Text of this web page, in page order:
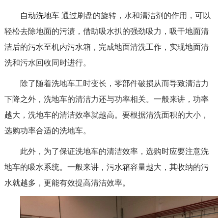
自动洗地车 通过刷盘的旋转，水和清洁剂的作用，可以
轻松去除地面的污渍，借助吸水扒的强劲吸力，吸干地面清
洁后的污水至机内污水箱，完成地面清洗工作，实现地面清
洗和污水回收同时进行。
除了随着洗地车工时变长，零部件破损从而导致清洁力
下降之外，洗地车的清洁力还与功率相关。一般来讲，功率
越大，洗地车的清洁效率就越高。要根据清洗面积的大小，
选购功率合适的洗地车。
此外，为了保证洗地车的清洁效率，选购时应要注意洗
地车的吸水系统。一般来讲，污水箱容量越大，其收纳的污
水就越多，更能有效提高清洁效率。